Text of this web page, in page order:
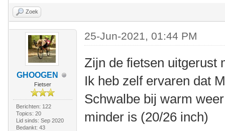
Zoek
GHOOGEN
Fietser
Berichten: 122
Topics: 20
Lid sinds: Sep 2020
Bedankt: 43
25-Jun-2021, 01:44 PM
Zijn de fietsen uitgerust
Ik heb zelf ervaren dat
Schwalbe bij warm
minder is (20/26 inch)